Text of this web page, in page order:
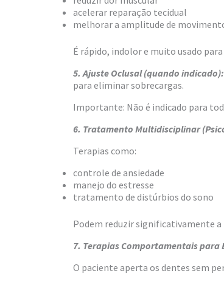
acelerar reparação tecidual
melhorar a amplitude de
É rápido, indolor e muito usado para
5. Ajuste Oclusal (quando indicado):
para eliminar sobrecargas.
Importante: Não é indicado para
6. Tratamento Multidisciplinar
Terapias como:
controle de ansiedade
manejo do estresse
tratamento de distúrbios do sono
Podem reduzir significativamente
7. Terapias Comportamentais para
O paciente aperta os dentes sem